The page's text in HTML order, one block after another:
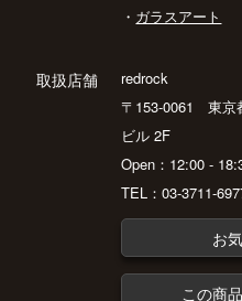
・ ガラスアート
取扱店舗
redrock
〒153-0061 東京
ビル 2F
Open：12:00 -
TEL：03-3711-
お
この商